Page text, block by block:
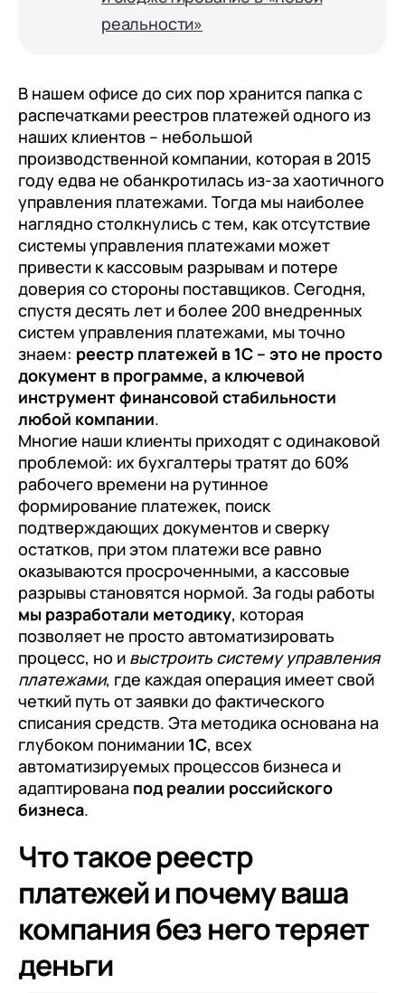
реальности»
В нашем офисе до сих пор хранится папка с
распечатками реестров платежей одного из
наших клиентов – небольшой
производственной компании, которая в 2015
году едва не обанкротилась из-за хаотичного
управления платежами. Тогда мы наиболее
наглядно столкнулись с тем, как отсутствие
системы управления платежами может
привести к кассовым разрывам и потере
доверия со стороны поставщиков. Сегодня,
спустя десять лет и более 200 внедренных
систем управления платежами, мы точно
знаем: реестр платежей в 1С – это не просто
документ в программе, а ключевой
инструмент финансовой стабильности
любой компании.
Многие наши клиенты приходят с одинаковой
проблемой: их бухгалтеры тратят до 60%
рабочего времени на рутинное
формирование платежек, поиск
подтверждающих документов и сверку
остатков, при этом платежи все равно
оказываются просроченными, а кассовые
разрывы становятся нормой. За годы работы
мы разработали методику, которая
позволяет не просто автоматизировать
процесс, но и выстроить систему управления
платежами, где каждая операция имеет свой
четкий путь от заявки до фактического
списания средств. Эта методика основана на
глубоком понимании 1С, всех
автоматизируемых процессов бизнеса и
адаптирована под реалии российского
бизнеса.
Что такое реестр
платежей и почему ваша
компания без него теряет
деньги
1С:CRM
Сервисы 1С
1С-ЭДО
1С:Контрагент
1С-Отчетность
1С:Фреш
Доки 1С